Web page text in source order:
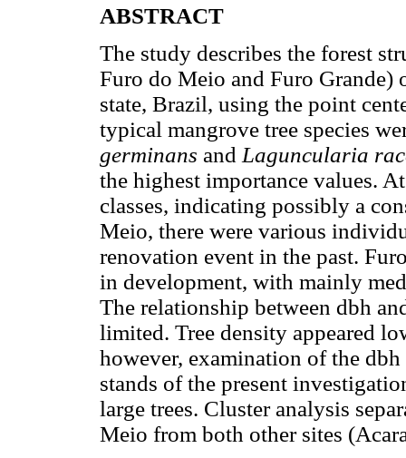
ABSTRACT
The study describes the forest
Furo do Meio and Furo Grande)
state, Brazil, using the point
typical mangrove tree species
germinans and Laguncularia
the highest importance values.
classes, indicating possibly a
Meio, there were various
renovation event in the past.
in development, with mainly
The relationship between dbh
limited. Tree density appeared
however, examination of the
stands of the present
large trees. Cluster analysis
Meio from both other sites